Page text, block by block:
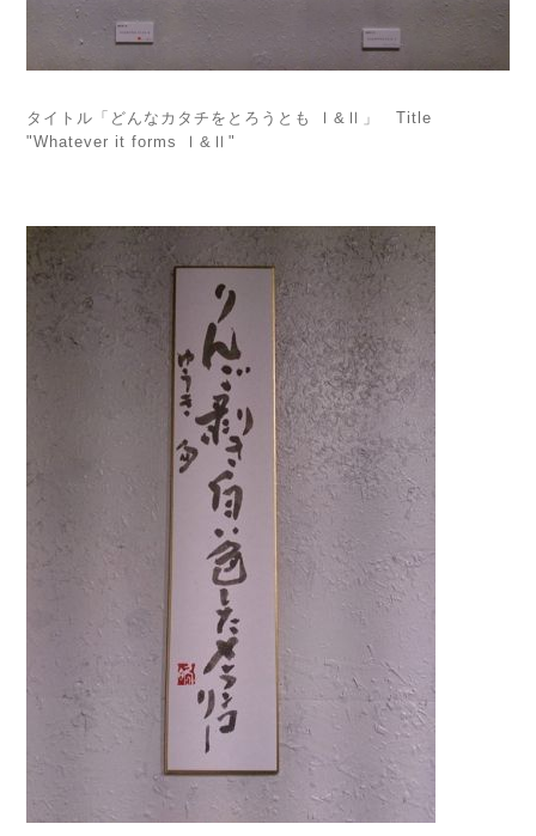
タイトル「どんなカタチをとろうとも Ⅰ&Ⅱ」 Title
"Whatever it forms Ⅰ&Ⅱ"